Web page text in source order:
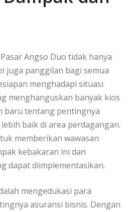
Angso Duo tidak hanya
juga panggilan bagi semua
menghadapi situasi
menghanguskan banyak kios
baru tentang pentingnya
baik di area perdagangan.
memberikan wawasan
kebakaran ini dan
dapat diimplementasikan.
mengedukasi para
asuransi bisnis. Dengan